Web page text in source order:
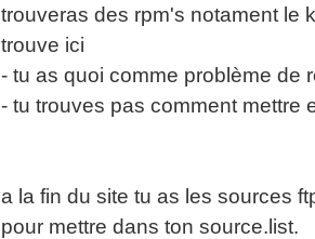
trouveras des rpm's notament le
trouve ici
- tu as quoi comme problème de
- tu trouves pas comment mettre
a la fin du site tu as les sources
pour mettre dans ton source.list.